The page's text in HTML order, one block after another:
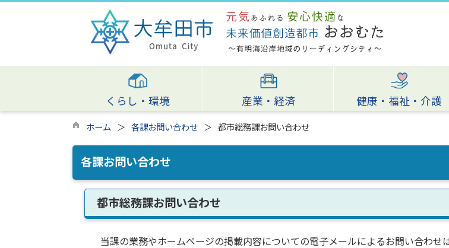
くらし・環境 産業・経済 健康・福祉・介護
ホーム 各課お問い合わせ 都市総務課お問い合わせ
各課お問い合わせ
都市総務課お問い合わせ
当課の業務やホームページの掲載内容についての電子メールによるお問い合わせ